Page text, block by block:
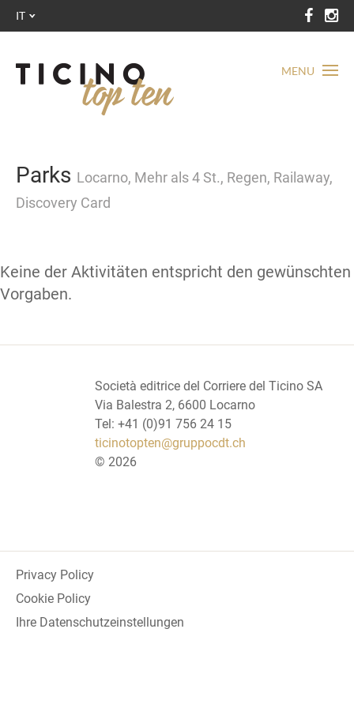
MENU
IT
Parks Locarno, Mehr als 4 St., Regen, Railaway,
Discovery Card
Keine der Aktivitäten entspricht den gewünschten
Vorgaben.
Società editrice del Corriere del Ticino SA
Via Balestra 2, 6600 Locarno
Tel: +41 (0)91 756 24 15
ticinotopten@gruppocdt.ch
© 2026
Privacy Policy
Cookie Policy
Ihre Datenschutzeinstellungen